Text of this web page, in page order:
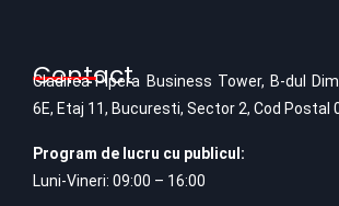
Contact
Cladirea Pipera Business Tower, B-dul
6E, Etaj 11, Bucuresti, Sector 2, Cod Postal
Program de lucru cu publicul:
Luni-Vineri: 09:00 – 16:00